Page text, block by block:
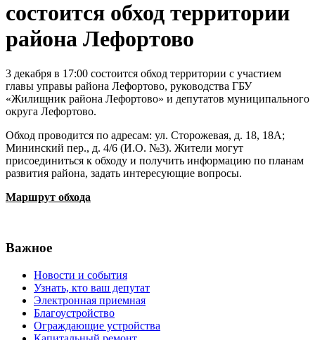
состоится обход территории
района Лефортово
3 декабря в 17:00 состоится обход территории с участием
главы управы района Лефортово, руководства ГБУ
«Жилищник района Лефортово» и депутатов муниципального
округа Лефортово.
Обход проводится по адресам: ул. Сторожевая, д. 18, 18А;
Мининский пер., д. 4/6 (И.О. №3). Жители могут
присоединиться к обходу и получить информацию по планам
развития района, задать интересующие вопросы.
Маршрут обхода
Важное
Новости и события
Узнать, кто ваш депутат
Электронная приемная
Благоустройство
Ограждающие устройства